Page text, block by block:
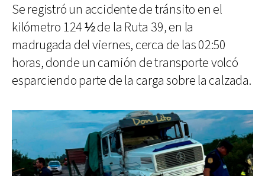
Se registró un accidente de tránsito en el
kilómetro 124 ½ de la Ruta 39, en la
madrugada del viernes, cerca de las 02:50
horas, donde un camión de transporte volcó
esparciendo parte de la carga sobre la calzada.